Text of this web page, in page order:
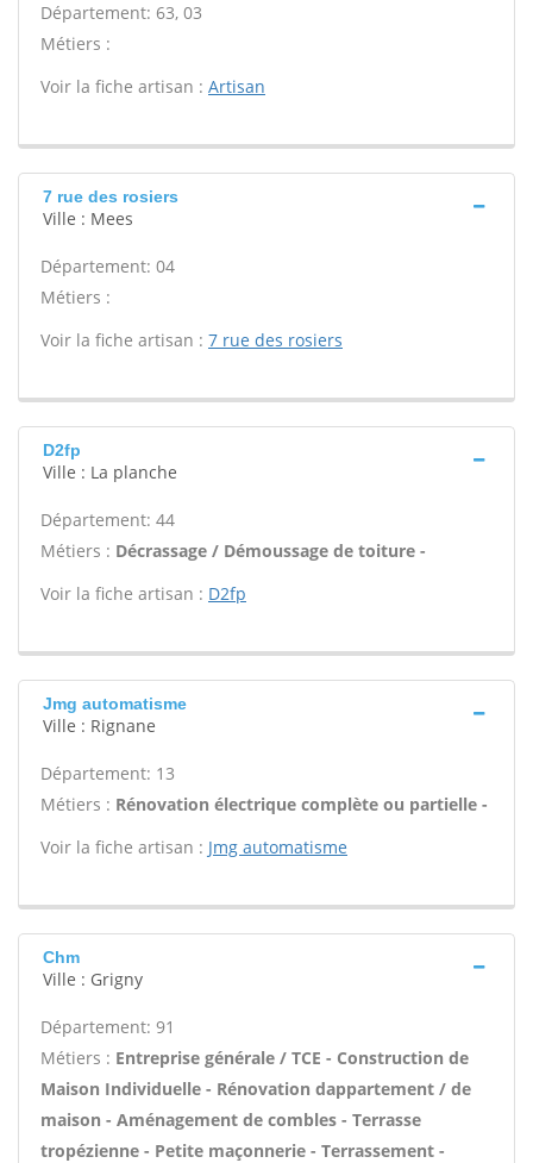
Département: 63, 03
Métiers :
Voir la fiche artisan : Artisan
7 rue des rosiers
Ville : Mees
Département: 04
Métiers :
Voir la fiche artisan : 7 rue des rosiers
D2fp
Ville : La planche
Département: 44
Métiers : Décrassage / Démoussage de toiture -
Voir la fiche artisan : D2fp
Jmg automatisme
Ville : Rignane
Département: 13
Métiers : Rénovation électrique complète ou partielle -
Voir la fiche artisan : Jmg automatisme
Chm
Ville : Grigny
Département: 91
Métiers : Entreprise générale / TCE - Construction de
Maison Individuelle - Rénovation dappartement / de
maison - Aménagement de combles - Terrasse
tropézienne - Petite maçonnerie - Terrassement -